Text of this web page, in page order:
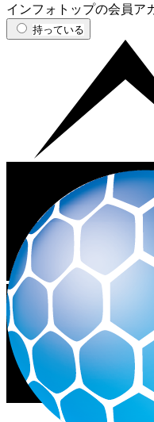
インフォトップの会員ア
持っている